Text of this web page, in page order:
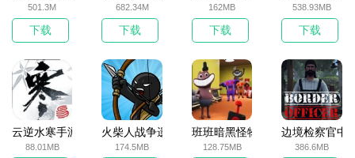
501.3M
下载
682.34M
下载
162MB
下载
538.93MB
下载
云逆水寒手游
88.01MB
火柴人战争遗产无敌版
174.5MB
班班暗黑怪物生存挑战5
128.75MB
边境检察官中
386.6MB